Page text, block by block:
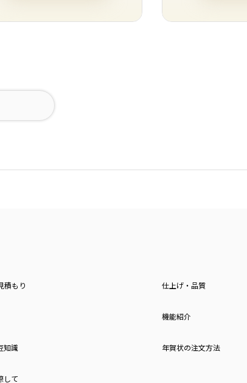
積もり 仕上げ・品質
機能紹介
知識 年賀状の注文方法
して